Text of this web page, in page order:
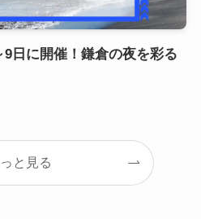
日に開催！鎌倉の夜を彩る
と見る